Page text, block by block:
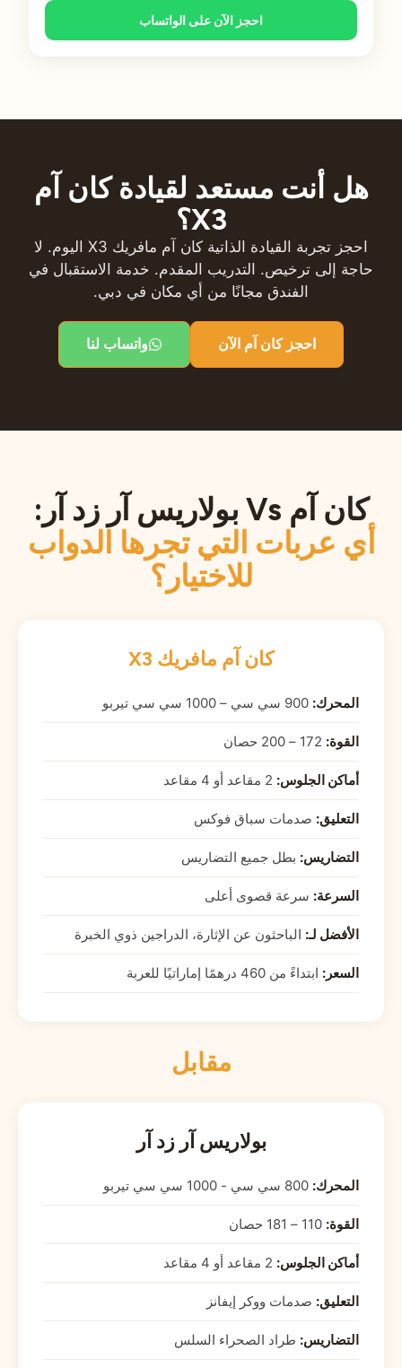
احجز الآن على الواتساب
هل أنت مستعد لقيادة كان آم
X3؟
احجز تجربة القيادة الذاتية كان آم مافريك X3 اليوم. لا
حاجة إلى ترخيص. التدريب المقدم. خدمة الاستقبال في
الفندق مجانًا من أي مكان في دبي.
احجز كان آم الآن واتساب لنا
كان آم Vs بولاريس آر زد آر:
أي عربات التي تجرها الدواب
للاختيار؟
كان آم مافريك X3
المحرك:
القوة:
أماكن الجلوس:
التعليق: صدمات سباق فوكس
التضاريس: بطل جميع التضاريس
السرعة: سرعة قصوى أعلى
الأفضل لـ: الباحثون عن الإثارة، الدراجين ذوي الخبرة
السعر: ابتداءً من 460 درهمًا إماراتيًا للعربة
مقابل
بولاريس آر زد آر
المحرك:
القوة:
أماكن الجلوس:
التعليق: صدمات ووكر إيفانز
التضاريس: طراد الصحراء السلس